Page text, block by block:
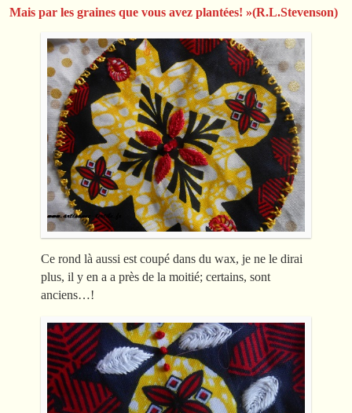
Mais par les graines que vous avez plantées! »(R.L.Stevenson)
Ce rond là aussi est coupé dans du wax, je ne le dirai
plus, il y en a a près de la moitié; certains, sont
anciens…!